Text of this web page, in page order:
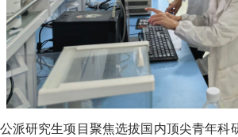
派研究生项目聚焦选拔国内顶尖青年